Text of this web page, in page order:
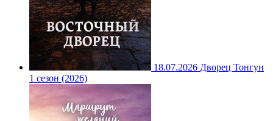
18.07.2026 Дворец Тонгун
1 сезон (2026)